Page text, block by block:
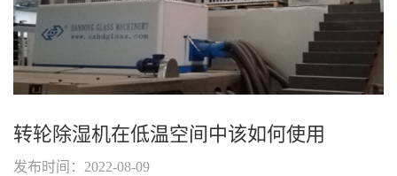
转轮除湿机在低温空间中该如何使用
发布时间：2022-08-09